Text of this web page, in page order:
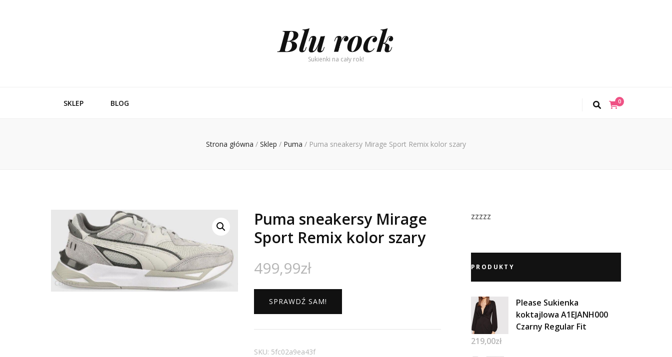
Blu rock
Sukienki na cały rok!
SKLEP BLOG 0
Strona główna / Sklep / Puma / Puma sneakersy Mirage Sport Remix kolor szary
Puma sneakersy Mirage
Sport Remix kolor szary
499,99zł
SPRAWDŹ SAM!
SKU: 5fc02a9ea43f
zzzzz
PRODUKTY
Please Sukienka
koktajlowa A1EJANH000
Czarny Regular Fit
219,00zł